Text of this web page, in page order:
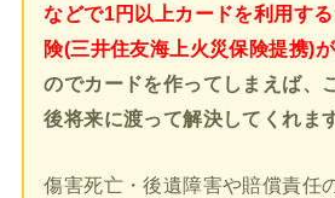
などで1円以上カードを利用す
険(三井住友海上火災保険提携)
のでカードを作ってしまえば、
後将来に渡って解決してくれま
傷害死亡・後遺障害や賠償責任